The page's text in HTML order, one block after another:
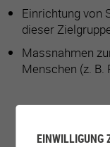
Einrichtung von
dieser
Massnahmen
Menschen (z.
EINWILLIGUNG